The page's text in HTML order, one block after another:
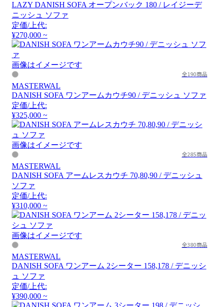
LAZY DANISH SOFA オープンバック 180 / レイジーデ
ニッシュ ソファ
定価/上代:
¥270,000 ~
画像はイメージです
全190商品
MASTERWAL
DANISH SOFA ワンアームカウチ90 / デニッシュ ソファ
定価/上代:
¥325,000 ~
画像はイメージです
全285商品
MASTERWAL
DANISH SOFA アームレスカウチ 70,80,90 / デニッシュ
ソファ
定価/上代:
¥310,000 ~
画像はイメージです
全380商品
MASTERWAL
DANISH SOFA ワンアーム 2シーター 158,178 / デニッシ
ュ ソファ
定価/上代:
¥390,000 ~